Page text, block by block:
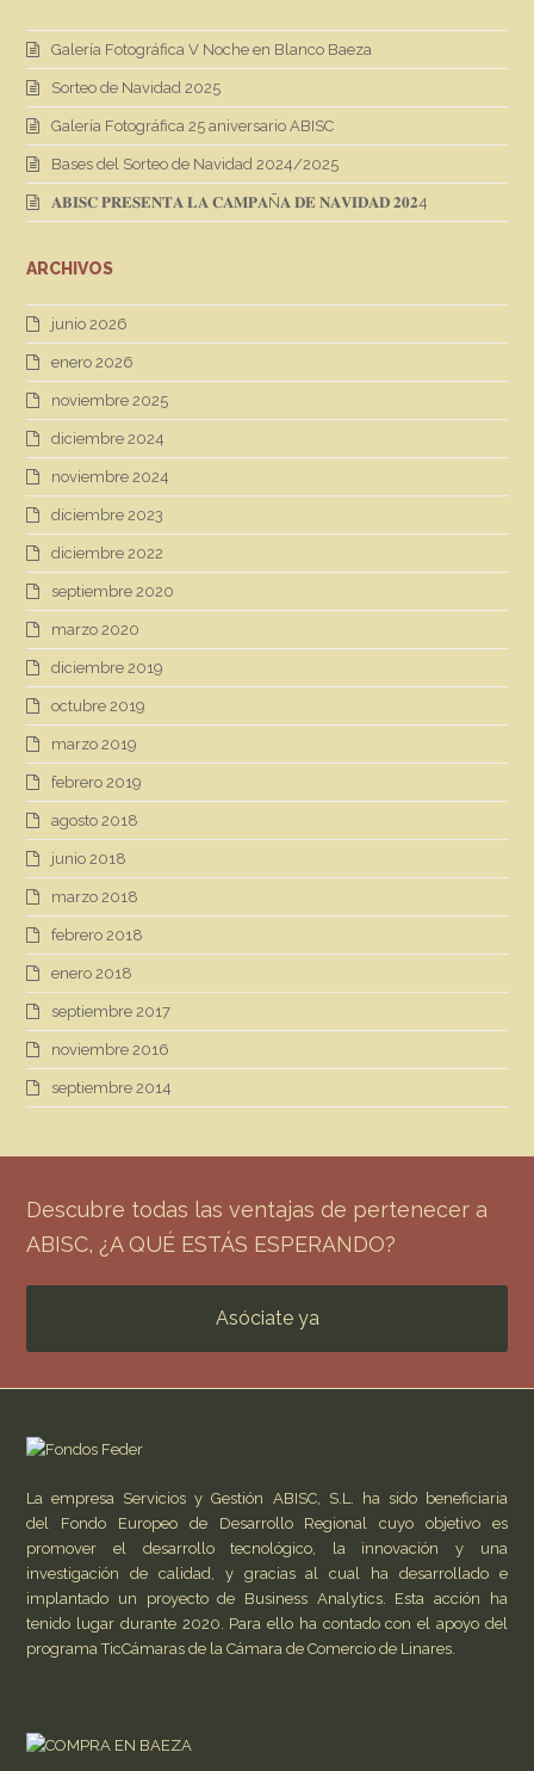
Galería Fotográfica V Noche en Blanco Baeza
Sorteo de Navidad 2025
Galería Fotográfica 25 aniversario ABISC
Bases del Sorteo de Navidad 2024/2025
𝐀𝐁𝐈𝐒𝐂 𝐏𝐑𝐄𝐒𝐄𝐍𝐓𝐀 𝐋𝐀 𝐂𝐀𝐌𝐏𝐀Ñ𝐀 𝐃𝐄 𝐍𝐀𝐕𝐈𝐃𝐀𝐃 𝟐𝟎𝟐4
ARCHIVOS
junio 2026
enero 2026
noviembre 2025
diciembre 2024
noviembre 2024
diciembre 2023
diciembre 2022
septiembre 2020
marzo 2020
diciembre 2019
octubre 2019
marzo 2019
febrero 2019
agosto 2018
junio 2018
marzo 2018
febrero 2018
enero 2018
septiembre 2017
noviembre 2016
septiembre 2014
Descubre todas las ventajas de pertenecer a
ABISC, ¿A QUÉ ESTÁS ESPERANDO?
Asóciate ya
La empresa Servicios y Gestión ABISC, S.L. ha sido beneficiaria
del Fondo Europeo de Desarrollo Regional cuyo objetivo es
promover el desarrollo tecnológico, la innovación y una
investigación de calidad, y gracias al cual ha desarrollado e
implantado un proyecto de Business Analytics. Esta acción ha
tenido lugar durante 2020. Para ello ha contado con el apoyo del
programa TicCámaras de la Cámara de Comercio de Linares.